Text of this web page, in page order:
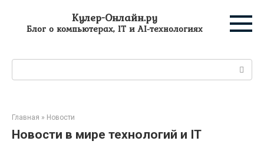
контенту
Кулер-Онлайн.ру
Блог о компьютерах, IT и AI-технологиях
Поиск:
Главная » Новости
Новости в мире технологий и IT